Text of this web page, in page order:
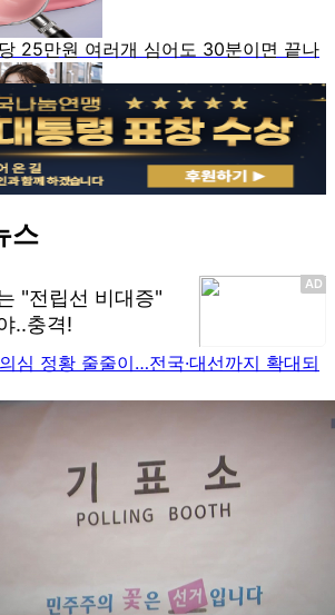
스
심 정황 줄줄이…전국·대선까지 확대되